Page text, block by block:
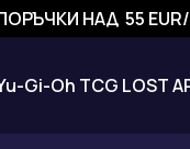
НАД 55
Gi-Oh TCG LOST